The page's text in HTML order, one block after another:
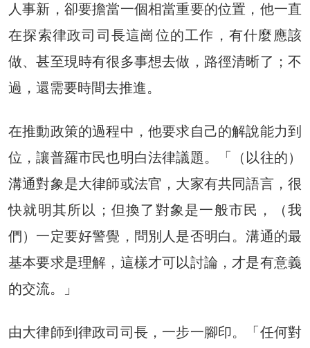
人事新，卻要擔當一個相當重要的位置，他一直
在探索律政司司長這崗位的工作，有什麼應該
做、甚至現時有很多事想去做，路徑清晰了；不
過，還需要時間去推進。
在推動政策的過程中，他要求自己的解說能力到
位，讓普羅市民也明白法律議題。「（以往的）
溝通對象是大律師或法官，大家有共同語言，很
快就明其所以；但換了對象是一般市民，（我
們）一定要好警覺，問別人是否明白。溝通的最
基本要求是理解，這樣才可以討論，才是有意義
的交流。」
由大律師到律政司司長，一步一腳印。「任何對